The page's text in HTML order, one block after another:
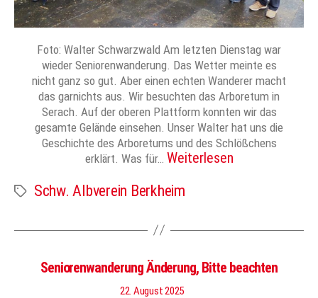
Foto: Walter Schwarzwald Am letzten Dienstag war
wieder Seniorenwanderung. Das Wetter meinte es
nicht ganz so gut. Aber einen echten Wanderer macht
das garnichts aus. Wir besuchten das Arboretum in
Serach. Auf der oberen Plattform konnten wir das
gesamte Gelände einsehen. Unser Walter hat uns die
Geschichte des Arboretums und des Schlößchens
erklärt. Was für… Weiterlesen
Schlagwörter
Schw. Albverein Berkheim
Seniorenwanderung Änderung, Bitte beachten
22. August 2025